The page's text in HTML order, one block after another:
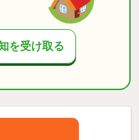
を受け取る